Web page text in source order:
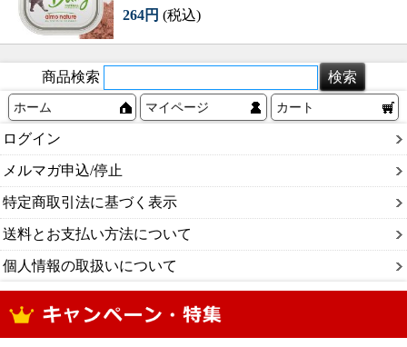
264円 (税込)
商品検索
ホーム マイページ カート
ログイン
メルマガ申込/停止
特定商取引法に基づく表示
送料とお支払い方法について
個人情報の取扱いについて